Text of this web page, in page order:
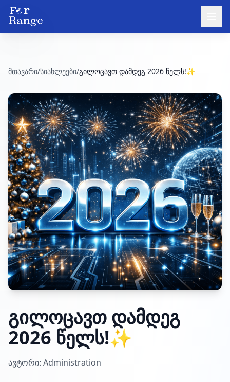
მთავარი/სიახლეები/გილოცავთ დამდეგ 2026 წელს!✨
გილოცავთ დამდეგ
2026 წელს!✨
ავტორი: Administration